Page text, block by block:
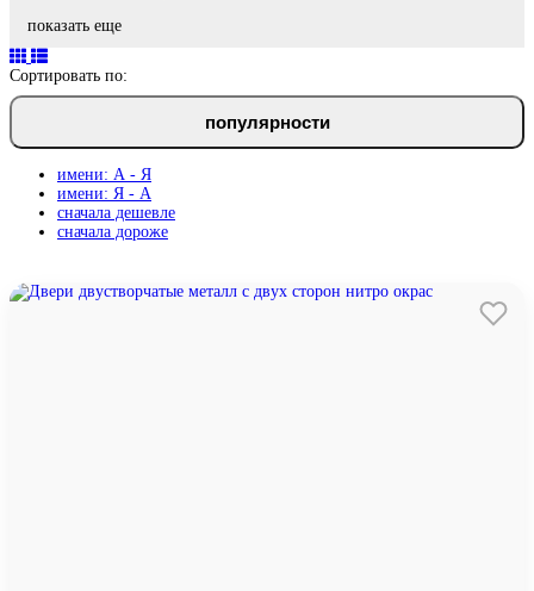
показать еще
Сортировать по:
популярности
имени: А - Я
имени: Я - А
сначала дешевле
сначала дороже